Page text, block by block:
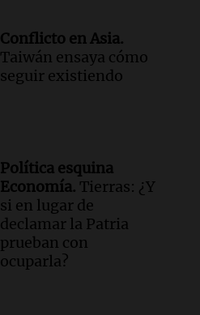
Conflicto en Asia.
Taiwán ensaya cómo
seguir existiendo
Política esquina
Economía. Tierras: ¿Y
si en lugar de
declamar la Patria
prueban con
ocuparla?